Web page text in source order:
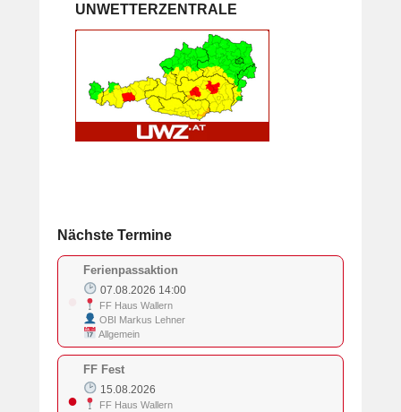
UNWETTERZENTRALE
Nächste Termine
Ferienpassaktion
07.08.2026 14:00
FF Haus Wallern
OBI Markus Lehner
Allgemein
●
FF Fest
15.08.2026
FF Haus Wallern